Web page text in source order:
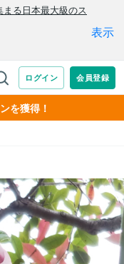
を獲得！